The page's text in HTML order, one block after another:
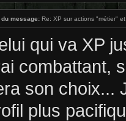
du message: Re: XP sur actions "métier"
qui va XP
combattant,
son choix...
plus